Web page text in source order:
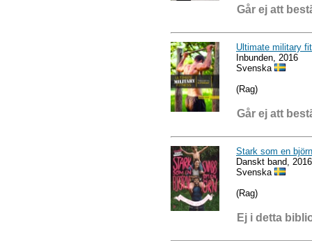
Går ej att
Ultimate military
Inbunden, 2016
Svenska
(Rag)
Går ej att
Stark som en
Danskt band, 2016
Svenska
(Rag)
Ej i detta